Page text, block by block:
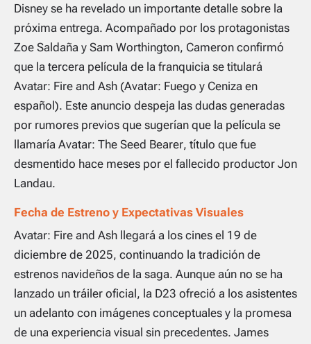
Disney se ha revelado un importante detalle sobre la
próxima entrega. Acompañado por los protagonistas
Zoe Saldaña y Sam Worthington, Cameron confirmó
que la tercera película de la franquicia se titulará
Avatar: Fire and Ash (Avatar: Fuego y Ceniza en
español). Este anuncio despeja las dudas generadas
por rumores previos que sugerían que la película se
llamaría Avatar: The Seed Bearer, título que fue
desmentido hace meses por el fallecido productor Jon
Landau.
Fecha de Estreno y Expectativas Visuales
Avatar: Fire and Ash llegará a los cines el 19 de
diciembre de 2025, continuando la tradición de
estrenos navideños de la saga. Aunque aún no se ha
lanzado un tráiler oficial, la D23 ofreció a los asistentes
un adelanto con imágenes conceptuales y la promesa
de una experiencia visual sin precedentes. James